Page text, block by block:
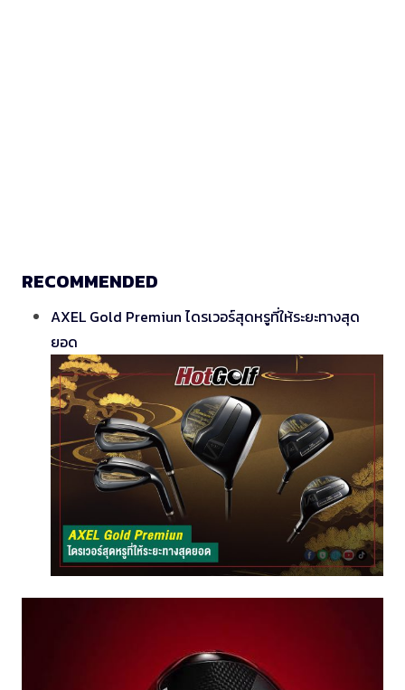
RECOMMENDED
AXEL Gold Premiun ไดรเวอร์สุดหรูที่ให้ระยะทางสุด
ยอด